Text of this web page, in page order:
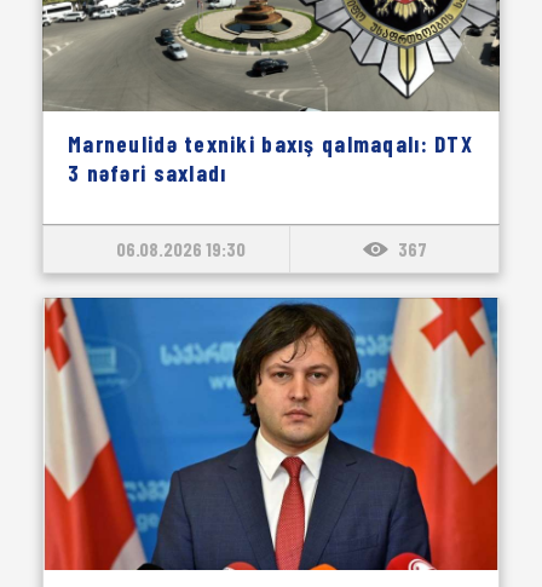
Marneulidə texniki baxış qalmaqalı: DTX
3 nəfəri saxladı
06.08.2026 19:30 367